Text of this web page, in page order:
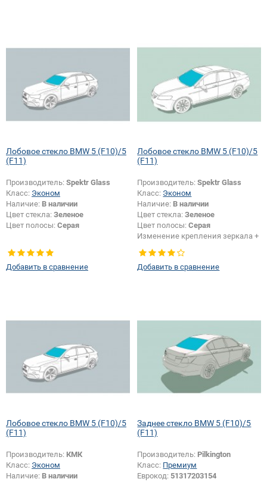
Лобовое стекло BMW 5 (F10)/5
(F11)
Производитель: Spektr Glass
Класс: Эконом
Наличие: В наличии
Цвет стекла: Зеленое
Цвет полосы: Серая
Добавить в сравнение
Лобовое стекло BMW 5 (F10)/5
(F11)
Производитель:Spektr Glass
Класс: Эконом
Наличие: В наличии
Цвет стекла:Зеленое
Цвет полосы:Серая
Изменение крепления зеркала +
Добавить в сравнение
Лобовое стекло BMW 5 (F10)/5
(F11)
Производитель: КМК
Класс: Эконом
Наличие: В наличии
Заднее стекло BMW 5 (F10)/5
(F11)
Производитель: Pilkington
Класс: Премиум
Еврокод: 51317203154